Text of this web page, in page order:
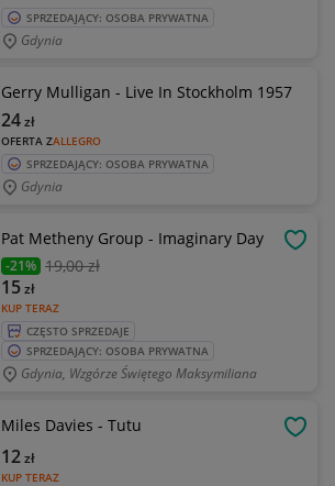
SPRZEDAJĄCY: OSOBA PRYWATNA
Gdynia
Gerry Mulligan - Live In Stockholm 1957
OFERTA ZALLEGRO
24zł
SPRZEDAJĄCY: OSOBA PRYWATNA
Gdynia
Pat Metheny Group - Imaginary Day
-21% 19,00 zł
KUP TERAZ
15zł
CZĘSTO SPRZEDAJE
SPRZEDAJĄCY: OSOBA PRYWATNA
Gdynia, Wzgórze Świętego Maksymiliana
Miles Davies - Tutu
KUP TERAZ
12zł